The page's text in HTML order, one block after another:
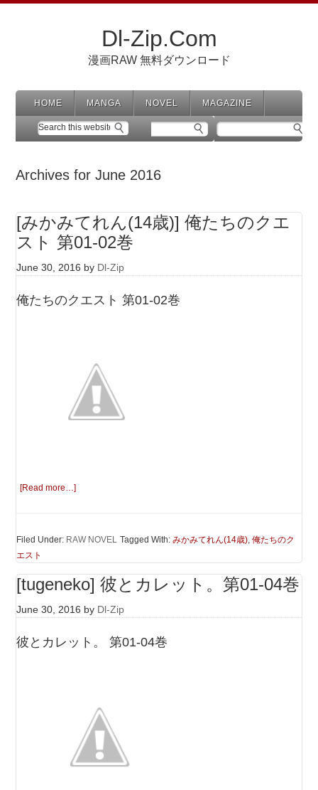
Dl-Zip.Com
漫画RAW 無料ダウンロード
HOME MANGA NOVEL MAGAZINE
Archives for June 2016
[みかみてれん(14歳)] 俺たちのクエ
スト 第01-02巻
June 30, 2016 by Dl-Zip
俺たちのクエスト 第01-02巻
[Read more…]
Filed Under: RAW NOVEL Tagged With:みかみてれん(14歳),俺たちのク
エスト
[tugeneko] 彼とカレット。第01-04巻
June 30, 2016 by Dl-Zip
彼とカレット。 第01-04巻